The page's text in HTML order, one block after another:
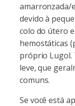
amarronzada/
devido à
colo do útero
hemostáticas
próprio Lugol.
leve, que
comuns.
Se você está